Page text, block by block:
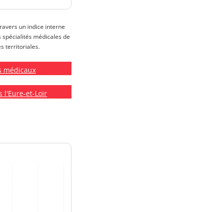
un indice interne
spécialités médicales de
territoriales.
médicaux
l'Eure-et-Loir